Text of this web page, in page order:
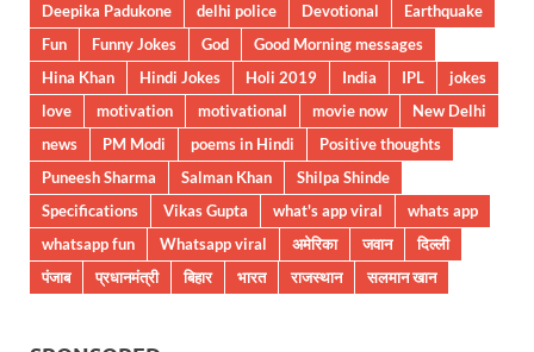
Deepika Padukone
delhi police Devotional
Earthquake
Fun
Funny Jokes God
Good Morning messages
Hina Khan
Hindi Jokes Holi 2019 India IPL
jokes
love
motivation motivational movie now
New Delhi
news
PM Modi poems in Hindi
Positive thoughts
Puneesh Sharma
Salman Khan
Shilpa Shinde
Specifications
Vikas Gupta what's app viral
whats app
whatsapp fun
Whatsapp viral अमेरिका जवान
दिल्ली
पंजाब
प्रधानमंत्री बिहार भारत राजस्थान सलमान खान